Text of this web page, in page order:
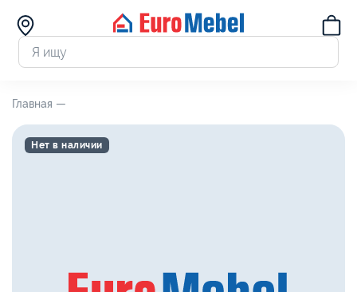
Главная —
Нет в наличии